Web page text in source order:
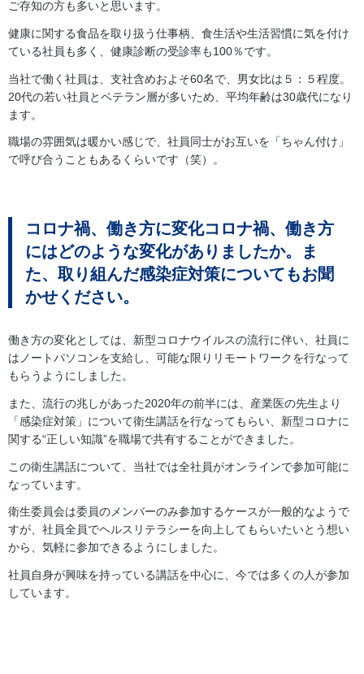
ご存知の方も多いと思います。
健康に関する食品を取り扱う仕事柄、食生活や生活習慣に気を付け
ている社員も多く、健康診断の受診率も100％です。
当社で働く社員は、支社含めおよそ60名で、男女比は５：５程度。
20代の若い社員とベテラン層が多いため、平均年齢は30歳代になり
ます。
職場の雰囲気は暖かい感じで、社員同士がお互いを「ちゃん付け」
で呼び合うこともあるくらいです（笑）。
コロナ禍、働き方に変化コロナ禍、働き方
にはどのような変化がありましたか。ま
た、取り組んだ感染症対策についてもお聞
かせください。
働き方の変化としては、新型コロナウイルスの流行に伴い、社員に
はノートパソコンを支給し、可能な限りリモートワークを行なって
もらうようにしました。
また、流行の兆しがあった2020年の前半には、産業医の先生より
「感染症対策」について衛生講話を行なってもらい、新型コロナに
関する“正しい知識”を職場で共有することができました。
この衛生講話について、当社では全社員がオンラインで参加可能に
なっています。
衛生委員会は委員のメンバーのみ参加するケースが一般的なようで
すが、社員全員でヘルスリテラシーを向上してもらいたいとう想い
から、気軽に参加できるようにしました。
社員自身が興味を持っている講話を中心に、今では多くの人が参加
しています。